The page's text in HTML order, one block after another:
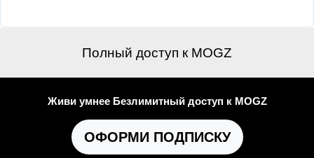
Полный доступ к MOGZ
Живи умнее Безлимитный доступ к MOGZ
ОФОРМИ ПОДПИСКУ